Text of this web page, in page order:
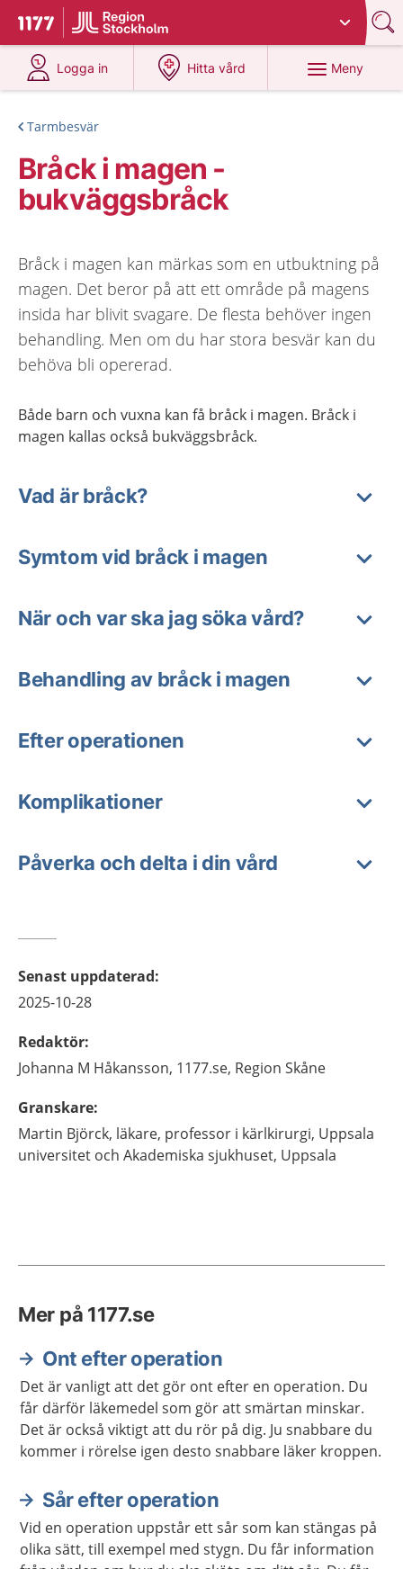
Till startsidan för 1177
Du har valt region
Logga in
på 1177.se
Hitta vård
på 1177.se
Meny
Tarmbesvär
Bråck i magen -
bukväggsbråck
Bråck i magen kan märkas som en utbuktning på
magen. Det beror på att ett område på magens
insida har blivit svagare. De flesta behöver ingen
behandling. Men om du har stora besvär kan du
behöva bli opererad.
Både barn och vuxna kan få bråck i magen. Bråck i
magen kallas också bukväggsbråck.
Vad är bråck?
Symtom vid bråck i magen
När och var ska jag söka vård?
Behandling av bråck i magen
Efter operationen
Komplikationer
Påverka och delta i din vård
Senast uppdaterad:
2025-10-28
Redaktör:
Johanna M Håkansson, 1177.se, Region Skåne
Granskare:
Martin Björck, läkare, professor i kärlkirurgi, Uppsala
universitet och Akademiska sjukhuset, Uppsala
Mer på 1177.se
Ont efter operation
Det är vanligt att det gör ont efter en operation. Du
får därför läkemedel som gör att smärtan minskar.
Det är också viktigt att du rör på dig. Ju snabbare du
kommer i rörelse igen desto snabbare läker kroppen.
Sår efter operation
Vid en operation uppstår ett sår som kan stängas på
olika sätt, till exempel med stygn. Du får information